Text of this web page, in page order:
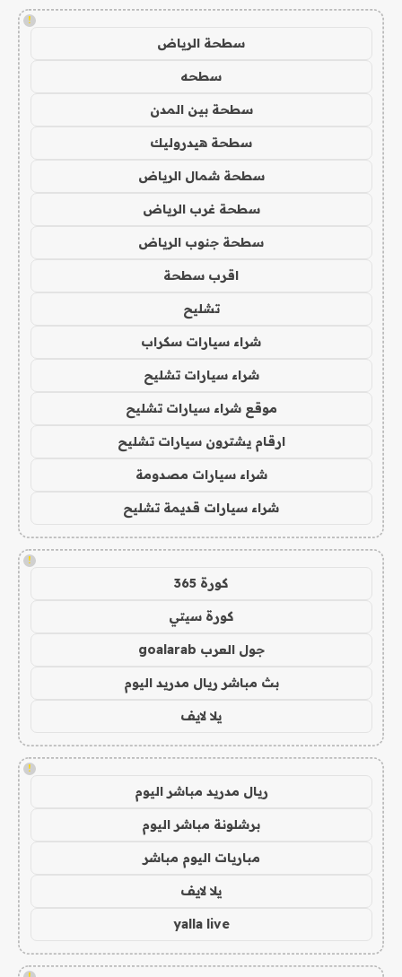
!
سطحة الرياض
سطحه
سطحة بين المدن
سطحة هيدروليك
سطحة شمال الرياض
سطحة غرب الرياض
سطحة جنوب الرياض
اقرب سطحة
تشليح
شراء سيارات سكراب
شراء سيارات تشليح
موقع شراء سيارات تشليح
ارقام يشترون سيارات تشليح
شراء سيارات مصدومة
شراء سيارات قديمة تشليح
!
كورة 365
كورة سيتي
جول العرب goalarab
بث مباشر ريال مدريد اليوم
يلا لايف
!
ريال مدريد مباشر اليوم
برشلونة مباشر اليوم
مباريات اليوم مباشر
يلا لايف
yalla live